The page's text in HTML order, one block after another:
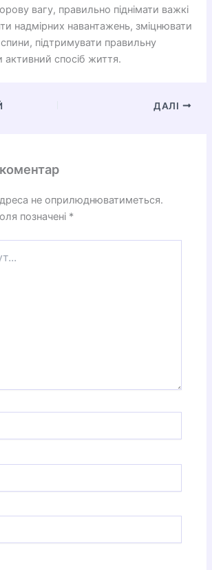
вагу, правильно піднімати важкі
надмірних навантажень, зміцнювати
підтримувати правильну
активний спосіб життя.
ДАЛІ
не оприлюднюватиметься.
позначені *